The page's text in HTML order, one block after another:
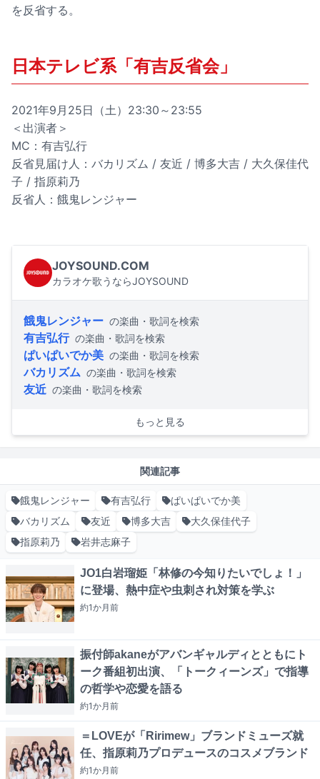
を反省する。
日本テレビ系「有吉反省会」
2021年9月25日（土）23:30～23:55
＜出演者＞
MC：有吉弘行
反省見届け人：バカリズム / 友近 / 博多大吉 / 大久保佳代
子 / 指原莉乃
反省人：餓鬼レンジャー
JOYSOUND.COM
カラオケ歌うならJOYSOUND
餓鬼レンジャー の楽曲・歌詞を検索
有吉弘行 の楽曲・歌詞を検索
ぱいぱいでか美 の楽曲・歌詞を検索
バカリズム の楽曲・歌詞を検索
友近 の楽曲・歌詞を検索
もっと見る
関連記事
餓鬼レンジャー 有吉弘行
ぱいぱいでか美
バカリズム
友近 博多大吉
大久保佳代子
指原莉乃
岩井志麻子
JO1白岩瑠姫「林修の今知りたいでしょ！」
に登場、熱中症や虫刺され対策を学ぶ
約1か月前
振付師akaneがアバンギャルディとともにト
ーク番組初出演、「トークィーンズ」で指導
の哲学や恋愛を語る
約1か月前
＝LOVEが「Ririmew」ブランドミューズ就
任、指原莉乃プロデュースのコスメブランド
約1か月前